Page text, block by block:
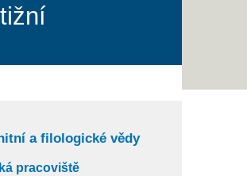
a filologické vědy
pracoviště